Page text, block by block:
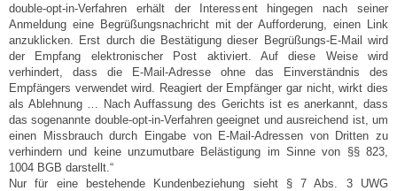
double-opt-in-Verfahren erhält der Interessent hingegen nach seiner
Anmeldung eine Begrüßungsnachricht mit der Aufforderung, einen Link
anzuklicken. Erst durch die Bestätigung dieser Begrüßungs-E-Mail wird
der Empfang elektronischer Post aktiviert. Auf diese Weise wird
verhindert, dass die E-Mail-Adresse ohne das Einverständnis des
Empfängers verwendet wird. Reagiert der Empfänger gar nicht, wirkt dies
als Ablehnung … Nach Auffassung des Gerichts ist es anerkannt, dass
das sogenannte double-opt-in-Verfahren geeignet und ausreichend ist, um
einen Missbrauch durch Eingabe von E-Mail-Adressen von Dritten zu
verhindern und keine unzumutbare Belästigung im Sinne von §§ 823,
1004 BGB darstellt.“
Nur für eine bestehende Kundenbeziehung sieht § 7 Abs. 3 UWG